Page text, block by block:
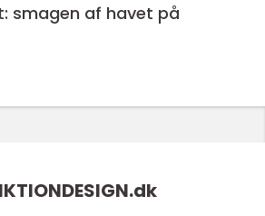
smagen af havet på
dk